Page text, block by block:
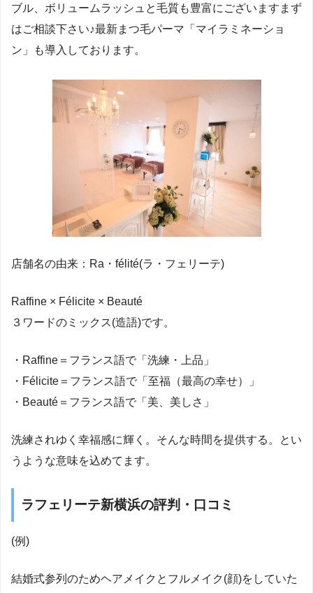
ブル、ボリュームラッシュと毛質も豊富にございますまず
はご相談下さい♪最新まつ毛パーマ「マイラミネーショ
ン」も導入しております。
店舗名の由来：Ra・félité(ラ・フェリーテ)
Raffine × Félicite × Beauté
３ワードのミックス(造語)です。
・Raffine＝フランス語で「洗練・上品」
・Félicite＝フランス語で「至福（最高の幸せ）」
・Beauté＝フランス語で「美、美しさ」
洗練されゆく幸福感に輝く。そんな時間を提供する。とい
うような意味を込めてます。
ラフェリーテ新横浜の評判・口コミ
(例)
結婚式参列のためヘアメイクとフルメイク(顔)をしていた